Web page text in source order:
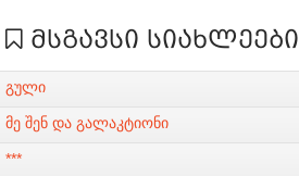
მსგავსი სიახლეები
გული
მე შენ და გალაკტიონი
***